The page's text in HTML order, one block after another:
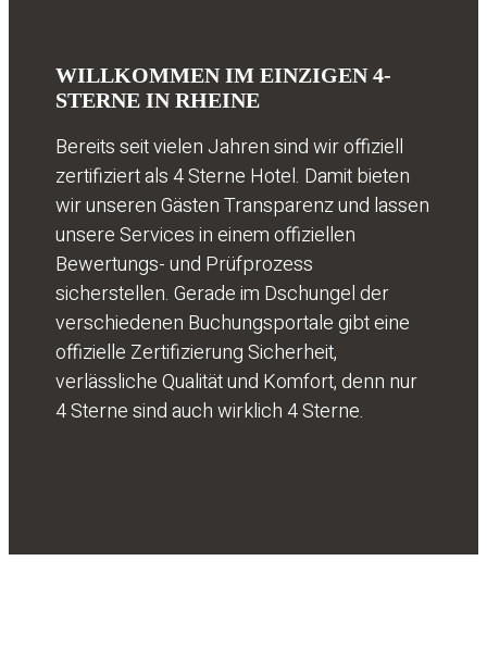
WILLKOMMEN IM EINZIGEN 4-
STERNE IN RHEINE
Bereits seit vielen Jahren sind wir offiziell
zertifiziert als 4 Sterne Hotel. Damit bieten
wir unseren Gästen Transparenz und lassen
unsere Services in einem offiziellen
Bewertungs- und Prüfprozess
sicherstellen. Gerade im Dschungel der
verschiedenen Buchungsportale gibt eine
offizielle Zertifizierung Sicherheit,
verlässliche Qualität und Komfort, denn nur
4 Sterne sind auch wirklich 4 Sterne.